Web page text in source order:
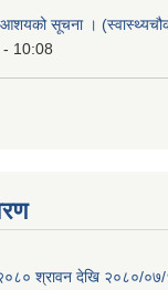
सूचना ।
10:08
श्रावन देखि २०८०/०७/